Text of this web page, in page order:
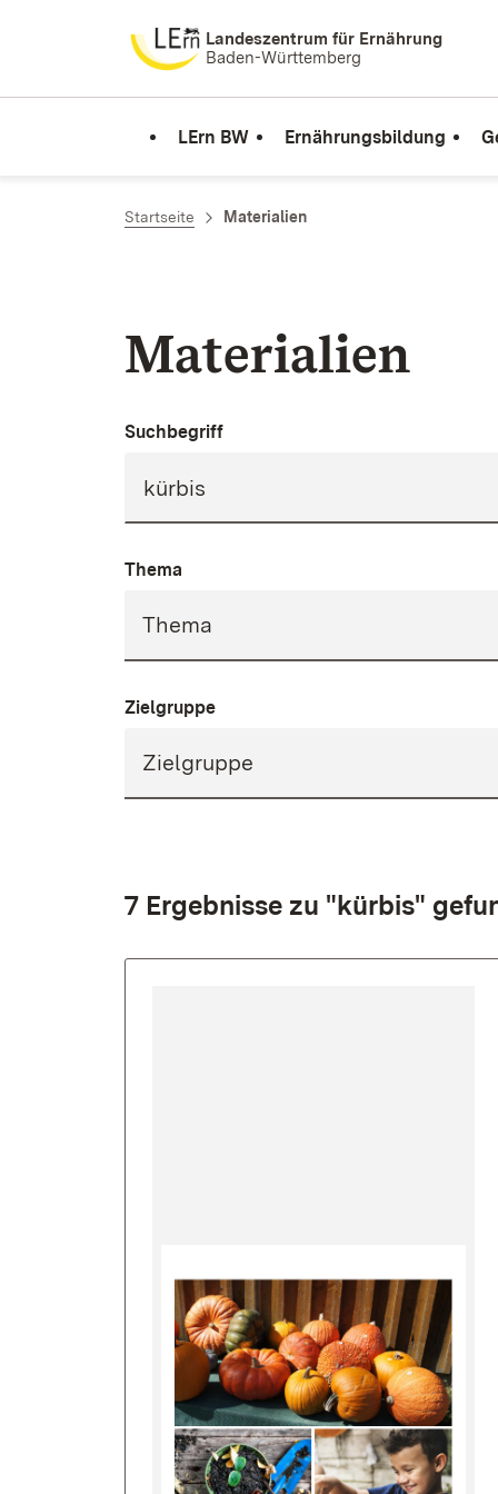
Zum Inhalt springenLandeszentrum für Ernährung
Baden-Württemberg
LErn BW Ernährungsbildung
Startseite Materialien
Materialien
Suchbegriff
Thema
Zielgruppe
7 Ergebnisse zu "kürbis"